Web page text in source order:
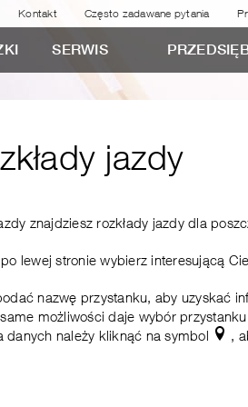
Kontakt Często zadawane pytania
SERWIS
jazdy
znajdziesz rozkłady jazdy dla
lewej stronie wybierz interesującą
nazwę przystanku, aby uzyskać
możliwości daje wybór
danych należy kliknąć na symbol
,